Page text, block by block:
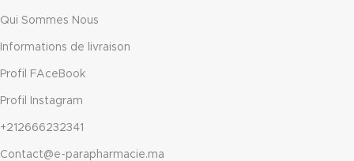
Qui Sommes Nous
Informations de livraison
Profil FAceBook
Profil Instagram
+212666232341
Contact@e-parapharmacie.ma